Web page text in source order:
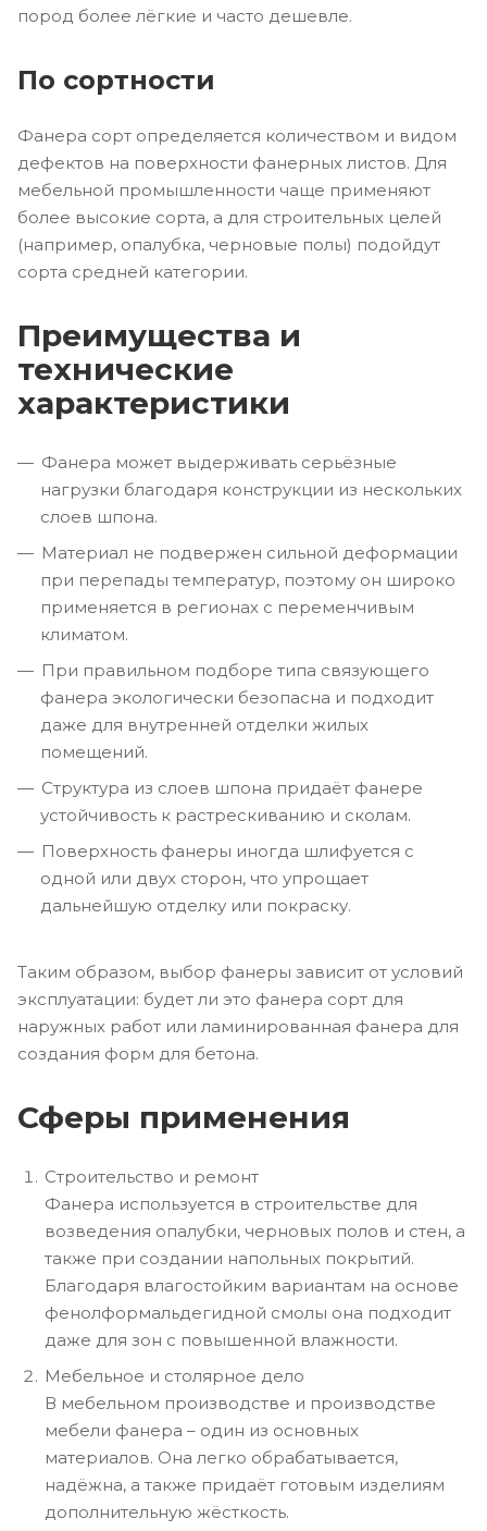
пород более лёгкие и часто дешевле.
По сортности
Фанера сорт определяется количеством и видом
дефектов на поверхности фанерных листов. Для
мебельной промышленности чаще применяют
более высокие сорта, а для строительных целей
(например, опалубка, черновые полы) подойдут
сорта средней категории.
Преимущества и
технические
характеристики
Фанера может выдерживать серьёзные
нагрузки благодаря конструкции из нескольких
слоев шпона.
Материал не подвержен сильной деформации
при перепады температур, поэтому он широко
применяется в регионах с переменчивым
климатом.
При правильном подборе типа связующего
фанера экологически безопасна и подходит
даже для внутренней отделки жилых
помещений.
Структура из слоев шпона придаёт фанере
устойчивость к растрескиванию и сколам.
Поверхность фанеры иногда шлифуется с
одной или двух сторон, что упрощает
дальнейшую отделку или покраску.
Таким образом, выбор фанеры зависит от условий
эксплуатации: будет ли это фанера сорт для
наружных работ или ламинированная фанера для
создания форм для бетона.
Сферы применения
Строительство и ремонт
Фанера используется в строительстве для
возведения опалубки, черновых полов и стен, а
также при создании напольных покрытий.
Благодаря влагостойким вариантам на основе
фенолформальдегидной смолы она подходит
даже для зон с повышенной влажности.
Мебельное и столярное дело
В мебельном производстве и производстве
мебели фанера – один из основных
материалов. Она легко обрабатывается,
надёжна, а также придаёт готовым изделиям
дополнительную жёсткость.